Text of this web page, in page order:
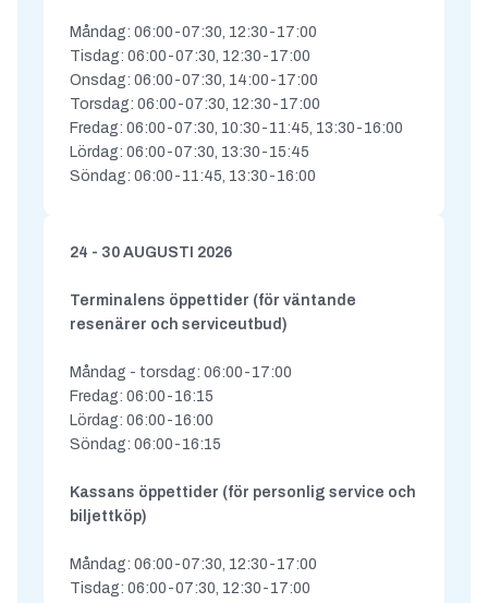
Måndag: 06:00-07:30, 12:30-17:00
Tisdag: 06:00-07:30, 12:30-17:00
Onsdag: 06:00-07:30, 14:00-17:00
Torsdag: 06:00-07:30, 12:30-17:00
Fredag: 06:00-07:30, 10:30-11:45, 13:30-16:00
Lördag: 06:00-07:30, 13:30-15:45
Söndag: 06:00-11:45, 13:30-16:00
24 - 30 AUGUSTI 2026
Terminalens öppettider (för väntande
resenärer och serviceutbud)
Måndag - torsdag: 06:00-17:00
Fredag: 06:00-16:15
Lördag: 06:00-16:00
Söndag: 06:00-16:15
Kassans öppettider (för personlig service och
biljettköp)
Måndag: 06:00-07:30, 12:30-17:00
Tisdag: 06:00-07:30, 12:30-17:00